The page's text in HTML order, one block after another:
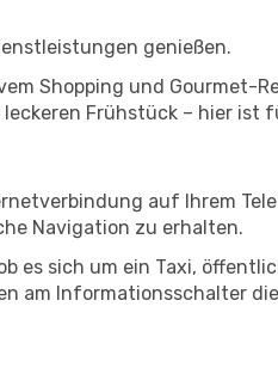
genießen.
Shopping und Gourmet-
Frühstück – hier ist
auf Ihrem
Navigation zu erhalten.
es sich um ein Taxi,
am Informationsschalter